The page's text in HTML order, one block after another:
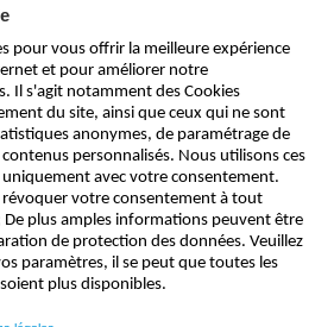
la newsletter
envoyer